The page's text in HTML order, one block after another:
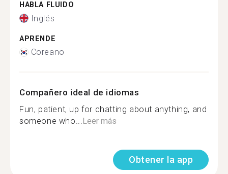
HABLA FLUIDO
Inglés
APRENDE
Coreano
Compañero ideal de idiomas
Fun, patient, up for chatting about anything, and
someone who...Leer más
Obtener la app